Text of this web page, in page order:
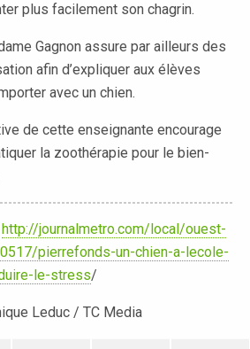
plus facilement son chagrin.
Gagnon assure par ailleurs des
afin d’expliquer aux élèves
avec un chien.
de cette enseignante encourage
la zoothérapie pour le bien-
http://journalmetro.com/local/ouest-
pierrefonds-un-chien-a-lecole-
le-stress/
Leduc / TC Media